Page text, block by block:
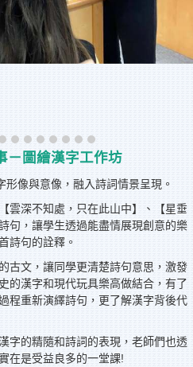
－圖繪漢字工作坊
像與意像，融入詩詞情景呈現。
雲深不知處，只在此山中】、【星垂
句，讓學生透過能盡情展現創意的樂
詩句的詮釋。
古文，讓同學更清楚詩句意思，激發
的漢字和現代玩具樂高做結合，有了
程重新演繹詩句，更了解漢字背後代
字的精隨和詩詞的表現，老師們也透
在是受益良多的一堂課!